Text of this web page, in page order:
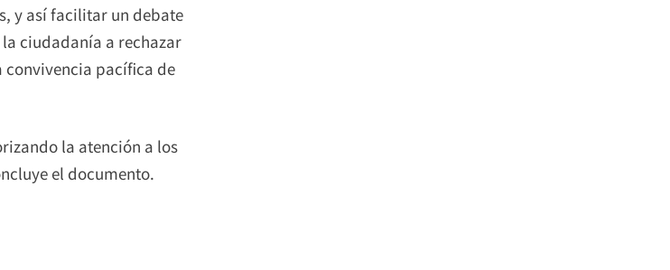
y así facilitar un debate
ciudadanía a rechazar
convivencia pacífica de
la atención a los
el documento.